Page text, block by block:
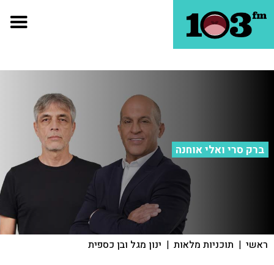
ברק סרי ואלי אוחנה
ראשי | תוכניות מלאות | ינון מגל ובן כספית